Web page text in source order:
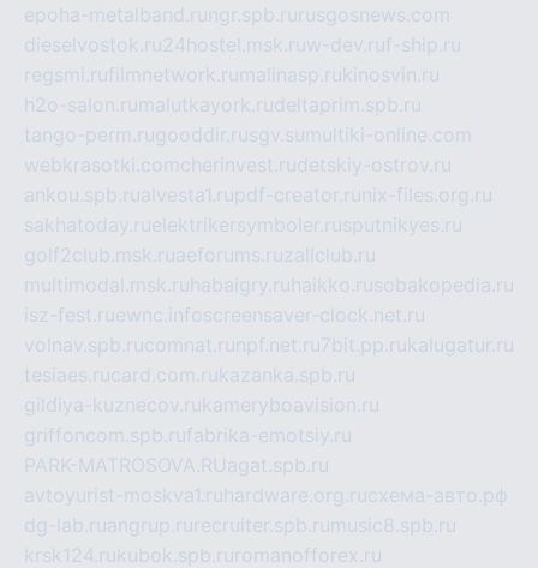
epoha-metalband.ru ngr.spb.ru rusgosnews.com
dieselvostok.ru24hostel.msk.ruw-dev.ruf-ship.ru
regsmi.rufilmnetwork.ru malinasp.rukinosvin.ru
h2o-salon.ru malutkayork.rudeltaprim.spb.ru
tango-perm.rugooddir.rusgv.su multiki-online.com
webkrasotki.comcherinvest.rudetskiy-ostrov.ru
ankou.spb.rualvesta1.rupdf-creator.ru nix-files.org.ru
sakhatoday.ruelektrikersymboler.rusputnikyes.ru
golf2club.msk.ruaeforums.ruzallclub.ru
multimodal.msk.ru habaigry.ru haikko.rusobakopedia.ru
isz-fest.ruewnc.infoscreensaver-clock.net.ru
volnav.spb.rucomnat.ru npf.net.ru 7bit.pp.rukalugatur.ru
tesiaes.rucard.com.rukazanka.spb.ru
gildiya-kuznecov.rukameryboavision.ru
griffoncom.spb.rufabrika-emotsiy.ru
PARK-MATROSOVA.RUagat.spb.ru
avtoyurist-moskva1.ru hardware.org.ruсхема-авто.рф
dg-lab.ruangrup.ru recruiter.spb.ru music8.spb.ru
krsk124.rukubok.spb.ru romanofforex.ru